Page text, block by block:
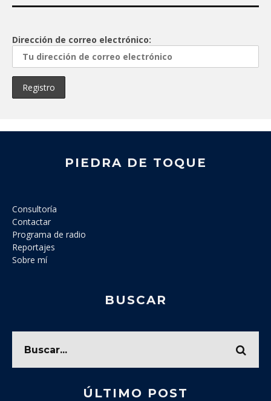
Dirección de correo electrónico:
PIEDRA DE TOQUE
Consultoría
Contactar
Programa de radio
Reportajes
Sobre mí
BUSCAR
ÚLTIMO POST